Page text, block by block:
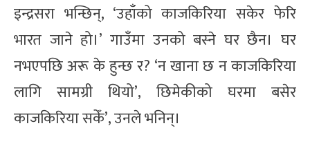
इन्द्रसरा भन्छिन्, ‘उहाँको काजकिरिया सकेर फेरि
भारत जाने हो।’ गाउँमा उनको बस्ने घर छैन। घर
नभएपछि अरू के हुन्छ र? ‘न खाना छ न काजकिरिया
लागि सामग्री थियो’, छिमेकीको घरमा बसेर
काजकिरिया सकेँ’, उनले भनिन्।